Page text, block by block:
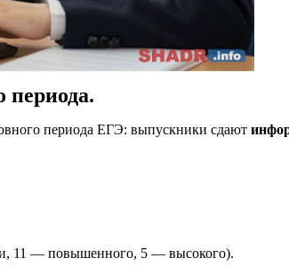
периода.
периода ЕГЭ: выпускники сдают
11 — повышенного, 5 — высокого).